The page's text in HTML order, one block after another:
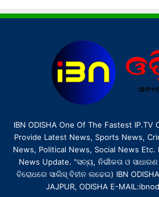
IBN ODISHA One Of The Fastest IP.TV
Provide Latest News, Sports News,
News, Political News, Social News Etc.
News Update. "ସତ୍ୟ, ନିର୍ଭୀକତା ଓ
ବିରୋଧରେ ସାଲିସ୍ ବିହୀନ ଲଢେଇ) IBN ODISHA
JAJPUR, ODISHA E-